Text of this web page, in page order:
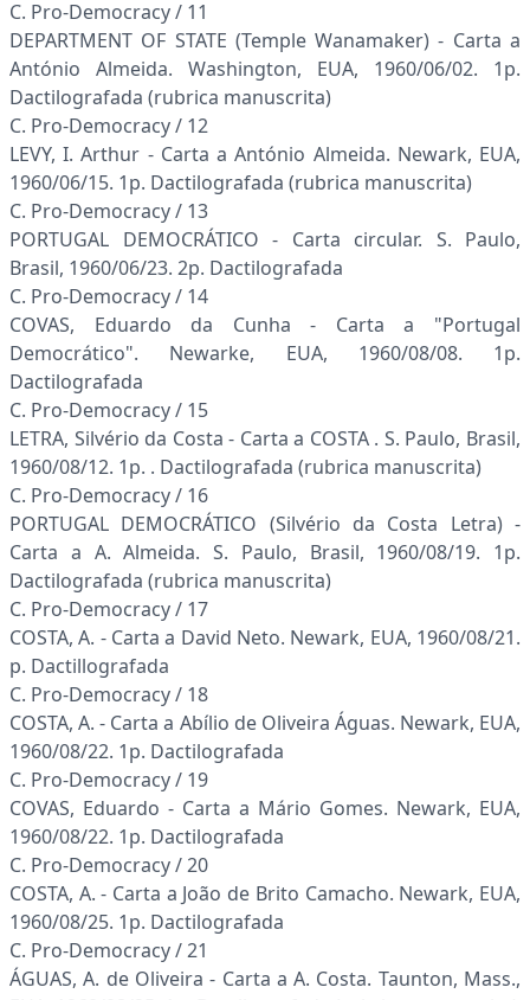
C. Pro-Democracy / 11
DEPARTMENT OF STATE (Temple Wanamaker) - Carta a
António Almeida. Washington, EUA, 1960/06/02. 1p.
Dactilografada (rubrica manuscrita)
C. Pro-Democracy / 12
LEVY, I. Arthur - Carta a António Almeida. Newark, EUA,
1960/06/15. 1p. Dactilografada (rubrica manuscrita)
C. Pro-Democracy / 13
PORTUGAL DEMOCRÁTICO - Carta circular. S. Paulo,
Brasil, 1960/06/23. 2p. Dactilografada
C. Pro-Democracy / 14
COVAS, Eduardo da Cunha - Carta a "Portugal
Democrático". Newarke, EUA, 1960/08/08. 1p.
Dactilografada
C. Pro-Democracy / 15
LETRA, Silvério da Costa - Carta a COSTA . S. Paulo, Brasil,
1960/08/12. 1p. . Dactilografada (rubrica manuscrita)
C. Pro-Democracy / 16
PORTUGAL DEMOCRÁTICO (Silvério da Costa Letra) -
Carta a A. Almeida. S. Paulo, Brasil, 1960/08/19. 1p.
Dactilografada (rubrica manuscrita)
C. Pro-Democracy / 17
COSTA, A. - Carta a David Neto. Newark, EUA, 1960/08/21.
p. Dactillografada
C. Pro-Democracy / 18
COSTA, A. - Carta a Abílio de Oliveira Águas. Newark, EUA,
1960/08/22. 1p. Dactilografada
C. Pro-Democracy / 19
COVAS, Eduardo - Carta a Mário Gomes. Newark, EUA,
1960/08/22. 1p. Dactilografada
C. Pro-Democracy / 20
COSTA, A. - Carta a João de Brito Camacho. Newark, EUA,
1960/08/25. 1p. Dactilografada
C. Pro-Democracy / 21
ÁGUAS, A. de Oliveira - Carta a A. Costa. Taunton, Mass.,